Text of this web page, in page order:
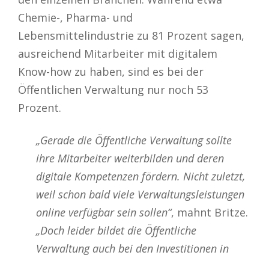
Chemie-, Pharma- und
Lebensmittelindustrie zu 81 Prozent sagen,
ausreichend Mitarbeiter mit digitalem
Know-how zu haben, sind es bei der
Öffentlichen Verwaltung nur noch 53
Prozent.
„Gerade die Öffentliche Verwaltung sollte
ihre Mitarbeiter weiterbilden und deren
digitale Kompetenzen fördern. Nicht zuletzt,
weil schon bald viele Verwaltungsleistungen
online verfügbar sein sollen“, mahnt Britze.
„Doch leider bildet die Öffentliche
Verwaltung auch bei den Investitionen in